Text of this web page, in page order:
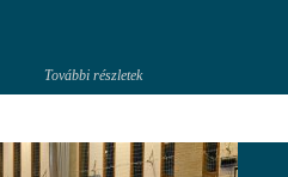
További részletek